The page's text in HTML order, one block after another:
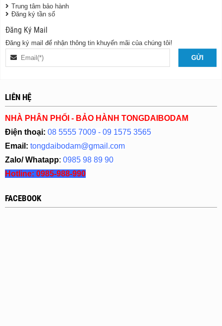
Trung tâm bảo hành
Đăng ký tần số
Đăng Ký Mail
Đăng ký mail để nhận thông tin khuyến mãi của chúng tôi!
LIÊN HỆ
NHÀ PHÂN PHỐI - BẢO HÀNH TONGDAIBODAM
Điện thoại: 08 5555 7009 - 09 1575 3565
Email: tongdaibodam@gmail.com
Zalo/ Whatapp: 0985 98 89 90
Hotline: 0985-988-990
FACEBOOK